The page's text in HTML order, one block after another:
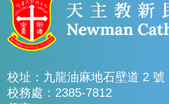
校址：九龍油麻地石壁道 2 號
校務處：2385-7812